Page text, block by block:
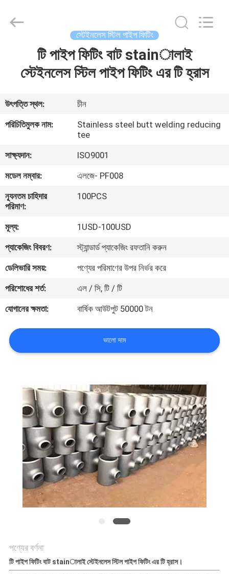
আমাদের
কারখানা
ভ্রমণ
মান
নিয়ন্ত্রণ
যোগাযোগ
করুন
খবর
কেস
সাইট
ম্যাপ
PRIVACY
POLICY
Foreign
Trade
স্টেইনলেস স্টিল পাইপ ফিটিং
টি পাইপ ফিটিং বাট stainালাই
স্টেইনলেস স্টিল পাইপ ফিটিং এর টি হ্রাস
উৎপত্তি স্থল:
চীন
পরিচিতিমুলক নাম:
Stainless steel butt welding reducing
tee
সাক্ষ্যদান:
ISO9001
মডেল নম্বার:
এলজে- PF008
ন্যূনতম চাহিদার
পরিমাণ:
100PCS
মূল্য:
1USD-100USD
প্যাকেজিং বিবরণ:
স্ট্যান্ডার্ড প্যাকেজিং রফতানি করুন
ডেলিভারি সময়:
পণ্যের পরিমাণের উপর নির্ভর করে
পরিশোধের শর্ত:
এল / সি, টি / টি
যোগানের ক্ষমতা:
বার্ষিক আউটপুট 50000 টন
ভালো দাম
পণ্যের বর্ণনা
টি পাইপ ফিটিং বাট stainালাই স্টেইনলেস স্টিল পাইপ ফিটিং এর টি হ্রাস।